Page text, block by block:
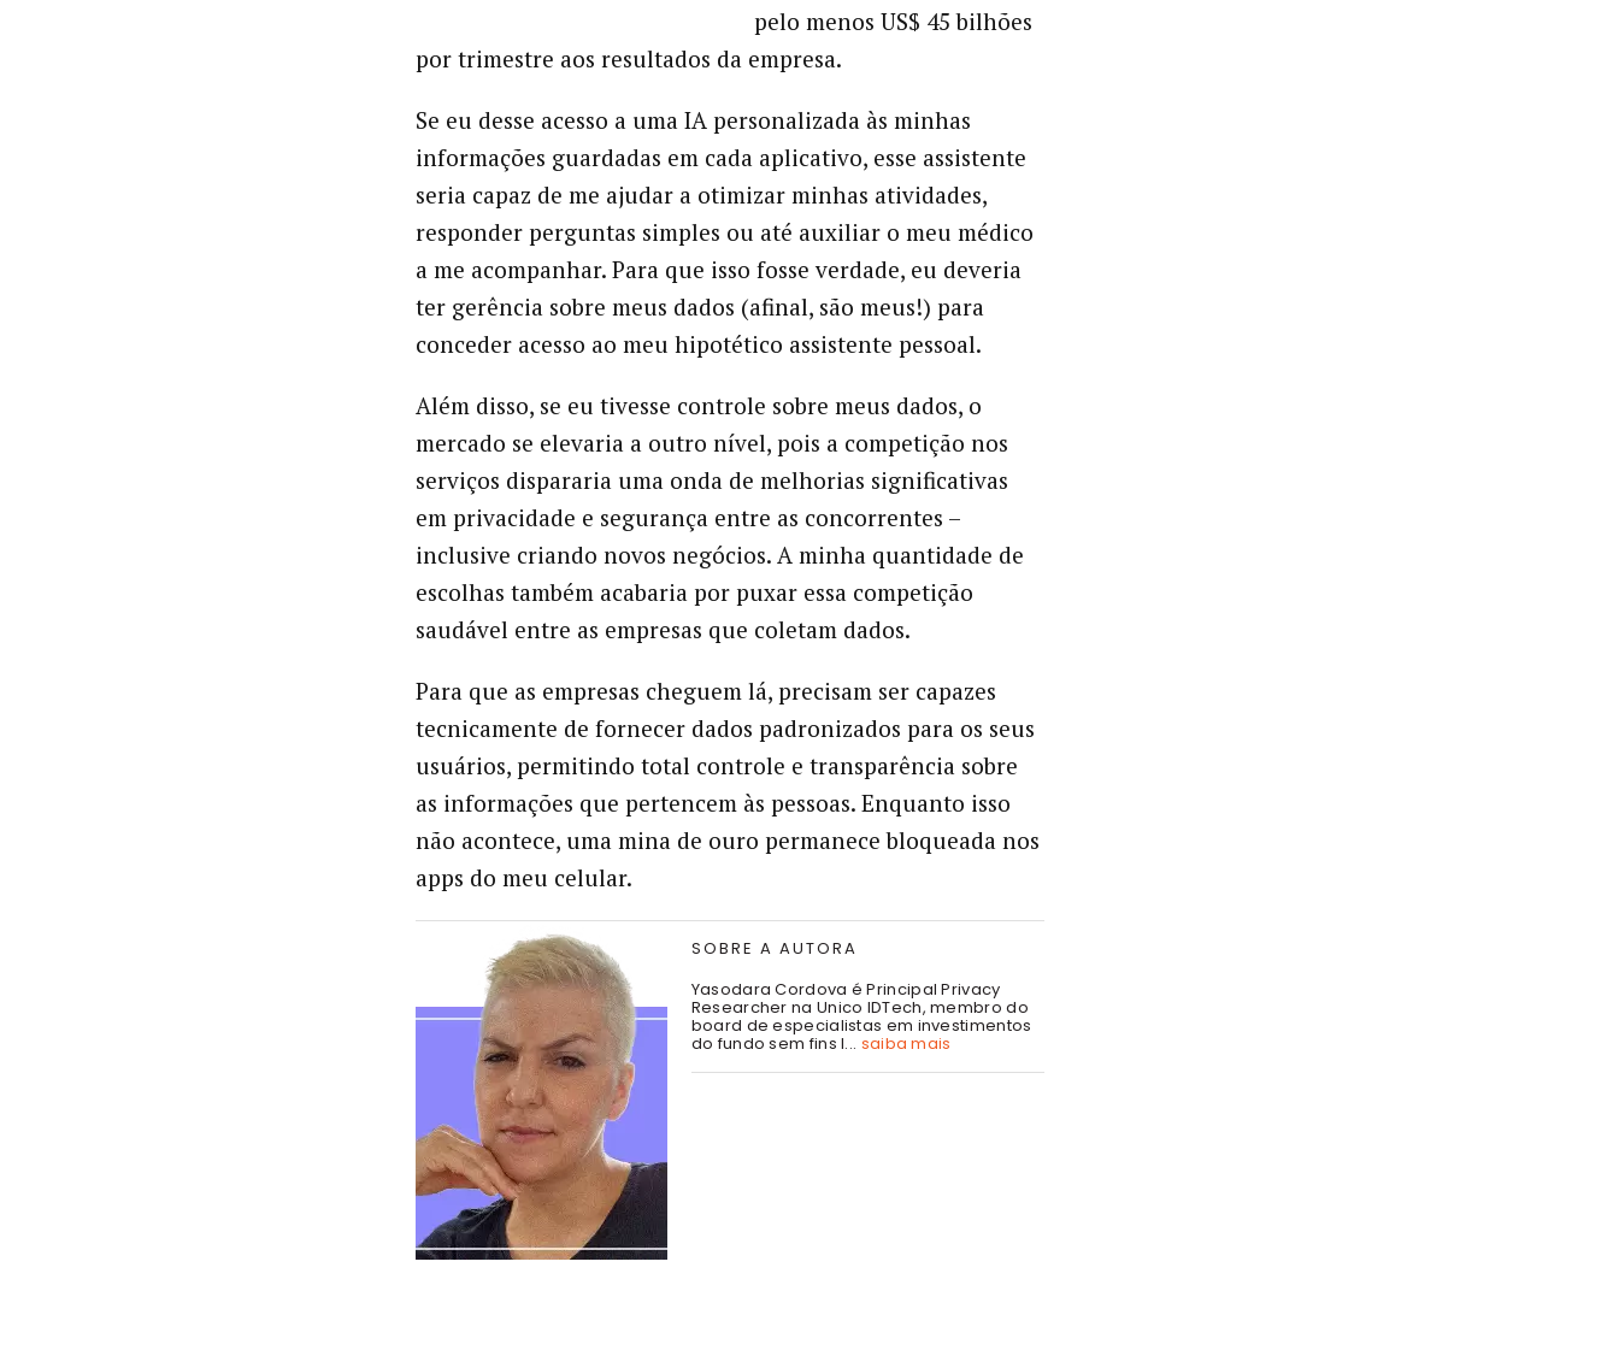
pelo menos US$ 45 bilhões
por trimestre aos resultados da empresa.
Se eu desse acesso a uma IA personalizada às minhas
informações guardadas em cada aplicativo, esse assistente
seria capaz de me ajudar a otimizar minhas atividades,
responder perguntas simples ou até auxiliar o meu médico
a me acompanhar. Para que isso fosse verdade, eu deveria
ter gerência sobre meus dados (afinal, são meus!) para
conceder acesso ao meu hipotético assistente pessoal.
Além disso, se eu tivesse controle sobre meus dados, o
mercado se elevaria a outro nível, pois a competição nos
serviços dispararia uma onda de melhorias significativas
em privacidade e segurança entre as concorrentes –
inclusive criando novos negócios. A minha quantidade de
escolhas também acabaria por puxar essa competição
saudável entre as empresas que coletam dados.
Para que as empresas cheguem lá, precisam ser capazes
tecnicamente de fornecer dados padronizados para os seus
usuários, permitindo total controle e transparência sobre
as informações que pertencem às pessoas. Enquanto isso
não acontece, uma mina de ouro permanece bloqueada nos
apps do meu celular.
SOBRE A AUTORA
Yasodara Cordova é Principal Privacy
Researcher na Unico IDTech, membro do
board de especialistas em investimentos
do fundo sem fins l... saiba mais